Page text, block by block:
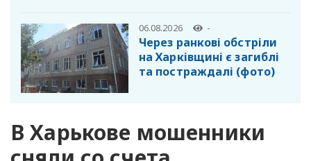
06.08.2026 -
Через ранкові обстріли
на Харківщині є загиблі
та постраждалі (фото)
В Харькове мошенники